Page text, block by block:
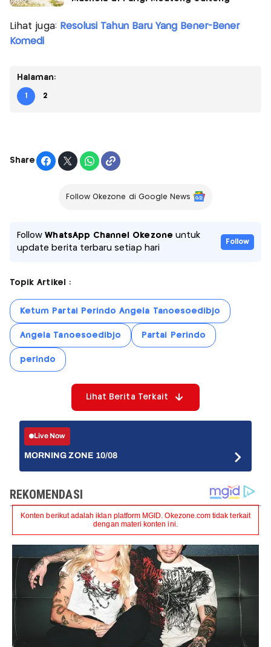
Lihat juga: Resolusi Tahun Baru Yang Bener-Bener
Komedi
Halaman:
1 2
Share
Follow Okezone di Google News
FollowWhatsApp Channel Okezone untuk
update berita terbaru setiap hari
Follow
Topik Artikel :
Ketum Partai Perindo Angela Tanoesoedibjo
Angela Tanoesoedibjo Partai Perindo
perindo
Lihat Berita Terkait
Live Now
MORNING ZONE 10/08